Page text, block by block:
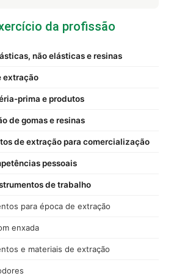
da profissão
não elásticas e resinas
extração
prima e produtos
de gomas e resinas
de extração para comercialização
pessoais
de trabalho
para época de extração
enxada
e materiais de extração